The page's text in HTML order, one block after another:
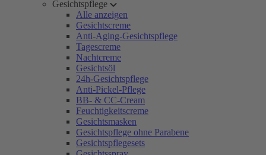
Gesichtspflege
Alle anzeigen
Gesichtscreme
Anti-Aging-Gesichtspflege
Tagescreme
Nachtcreme
Gesichtsöl
24h-Gesichtspflege
Anti-Pickel-Pflege
BB- & CC-Cream
Feuchtigkeitscreme
Gesichtsmasken
Gesichtspflege ohne Parabene
Gesichtspflegesets